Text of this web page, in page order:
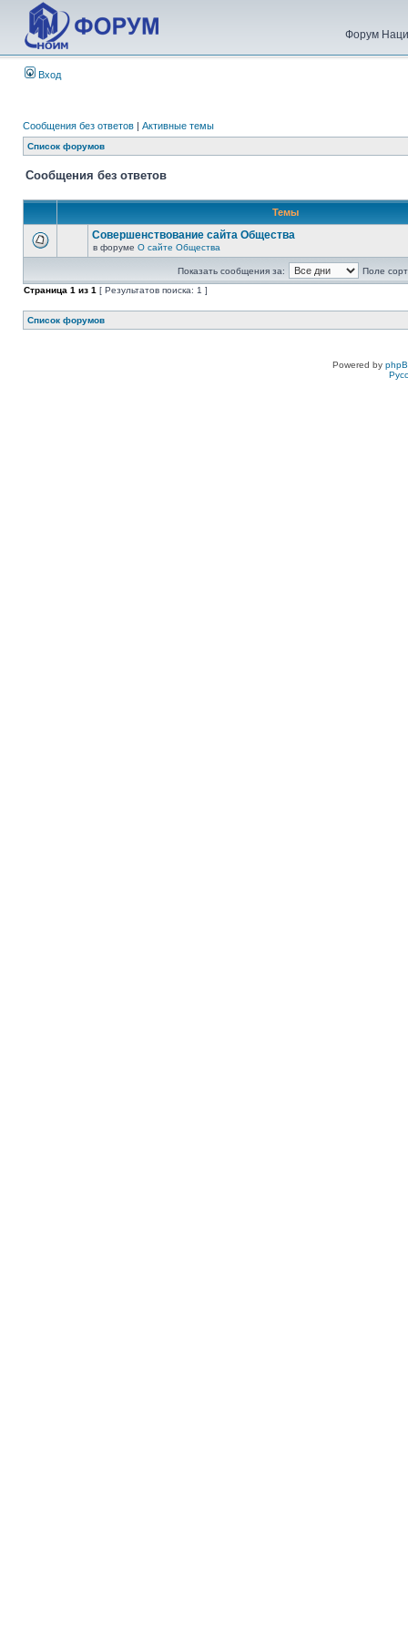
Форум
Вход
Сообщения без ответов | Активные темы
Список форумов
Сообщения без ответов
Темы
Совершенствование сайта Общества
в форуме О сайте Общества
Показать сообщения за:
Поле
Страница 1 из 1 [ Результатов поиска: 1 ]
Список форумов
Powered by